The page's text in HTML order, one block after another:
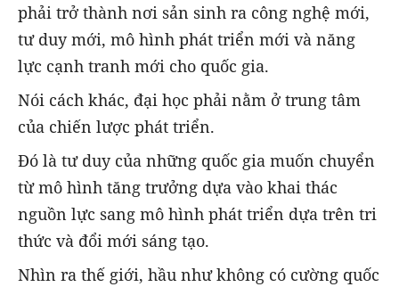
phải trở thành nơi sản sinh ra công nghệ mới,
tư duy mới, mô hình phát triển mới và năng
lực cạnh tranh mới cho quốc gia.
Nói cách khác, đại học phải nằm ở trung tâm
của chiến lược phát triển.
Đó là tư duy của những quốc gia muốn chuyển
từ mô hình tăng trưởng dựa vào khai thác
nguồn lực sang mô hình phát triển dựa trên tri
thức và đổi mới sáng tạo.
Nhìn ra thế giới, hầu như không có cường quốc